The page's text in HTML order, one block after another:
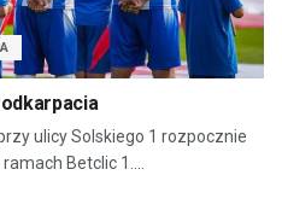
ulicy Solskiego 1 rozpocznie
Betclic 1....